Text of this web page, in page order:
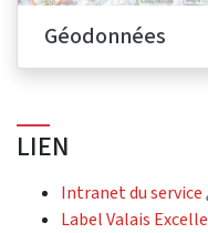
Géodonnées
LIEN
Intranet du service
Label Valais